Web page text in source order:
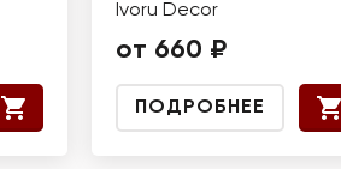
Ivoru Decor
от 660 ₽
ПОДРОБНЕЕ